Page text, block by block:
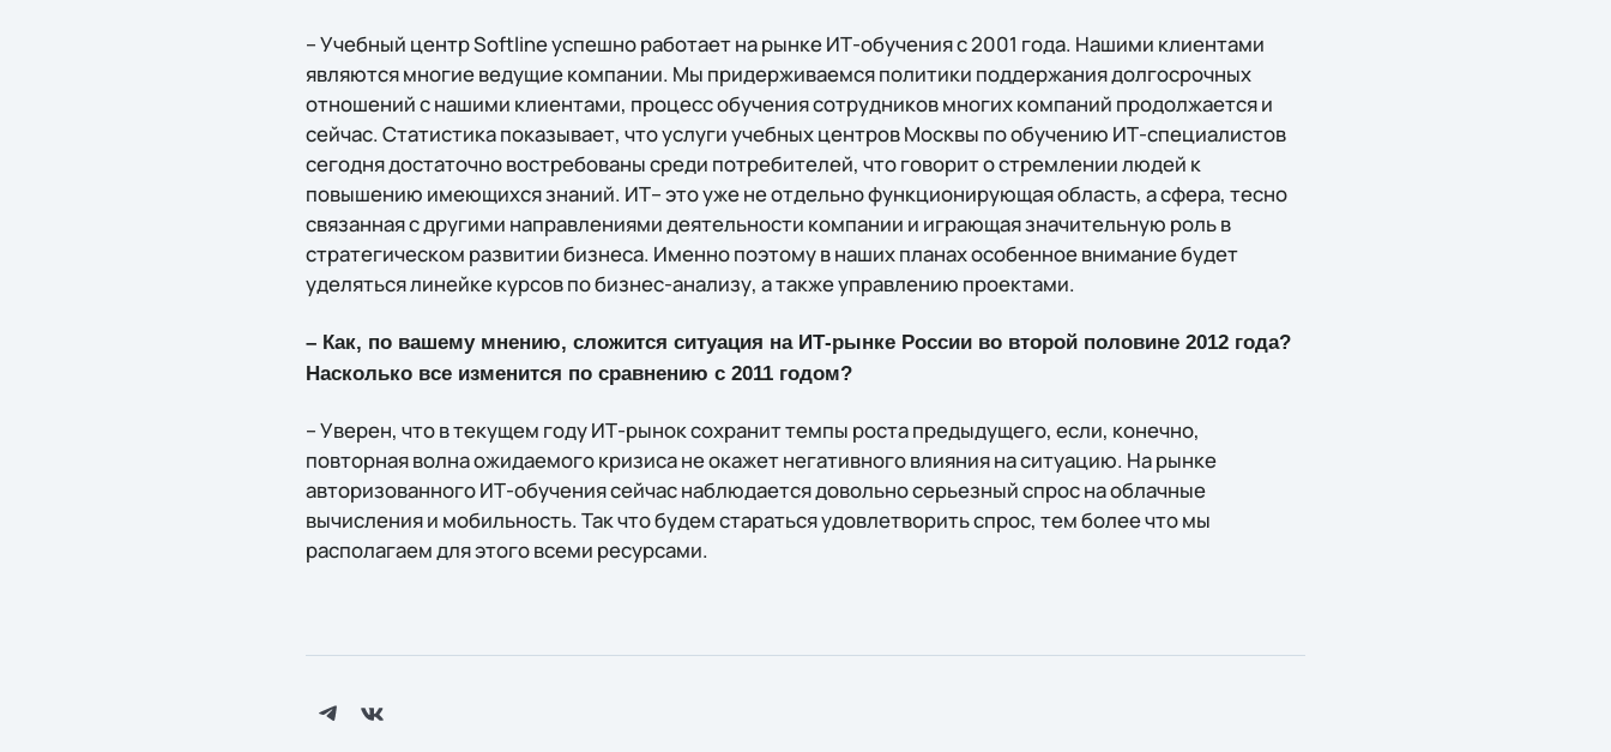
– Учебный центр Softline успешно работает на рынке ИТ-обучения с 2001 года. Нашими клиентами
являются многие ведущие компании. Мы придерживаемся политики поддержания долгосрочных
отношений с нашими клиентами, процесс обучения сотрудников многих компаний продолжается и
сейчас. Статистика показывает, что услуги учебных центров Москвы по обучению ИТ-специалистов
сегодня достаточно востребованы среди потребителей, что говорит о стремлении людей к
повышению имеющихся знаний. ИТ– это уже не отдельно функционирующая область, а сфера, тесно
связанная с другими направлениями деятельности компании и играющая значительную роль в
стратегическом развитии бизнеса. Именно поэтому в наших планах особенное внимание будет
уделяться линейке курсов по бизнес-анализу, а также управлению проектами.
– Как, по вашему мнению, сложится ситуация на ИТ-рынке России во второй половине 2012 года?
Насколько все изменится по сравнению с 2011 годом?
– Уверен, что в текущем году ИТ-рынок сохранит темпы роста предыдущего, если, конечно,
повторная волна ожидаемого кризиса не окажет негативного влияния на ситуацию. На рынке
авторизованного ИТ-обучения сейчас наблюдается довольно серьезный спрос на облачные
вычисления и мобильность. Так что будем стараться удовлетворить спрос, тем более что мы
располагаем для этого всеми ресурсами.